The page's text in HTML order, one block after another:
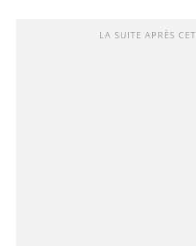
LA SUITE APRÈS